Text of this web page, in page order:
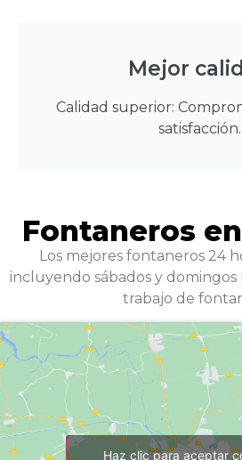
Mejor
Calidad superior:
satisfacción.
Fontaneros
Los mejores fontaneros 24
incluyendo sábados y
trabajo de
Haz clic para aceptar